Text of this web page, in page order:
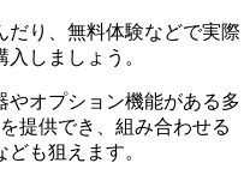
だり、無料体験などで実際
しましょう。
やオプション機能がある多
提供でき、組み合わせる
ども狙えます。